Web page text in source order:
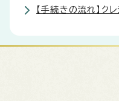
【手続きの流れ】ク